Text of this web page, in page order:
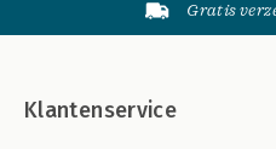
Gratis
Klantenservice